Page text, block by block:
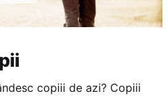
copiii de azi? Copiii